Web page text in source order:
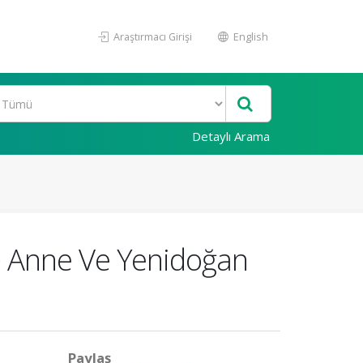
Araştırmacı Girişi English
Detaylı Arama
Ve Yenidoğan
Paylaş